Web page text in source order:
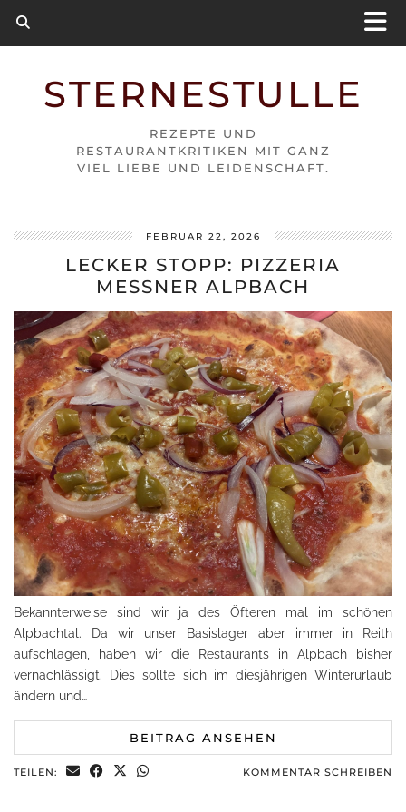
STERNESTULLE
REZEPTE UND
RESTAURANTKRITIKEN MIT GANZ
VIEL LIEBE UND LEIDENSCHAFT.
FEBRUAR 22, 2026
LECKER STOPP: PIZZERIA
MESSNER ALPBACH
Bekannterweise sind wir ja des Öfteren mal im schönen
Alpbachtal. Da wir unser Basislager aber immer in Reith
aufschlagen, haben wir die Restaurants in Alpbach bisher
vernachlässigt. Dies sollte sich im diesjährigen Winterurlaub
ändern und…
BEITRAG ANSEHEN
TEILEN: KOMMENTAR SCHREIBEN